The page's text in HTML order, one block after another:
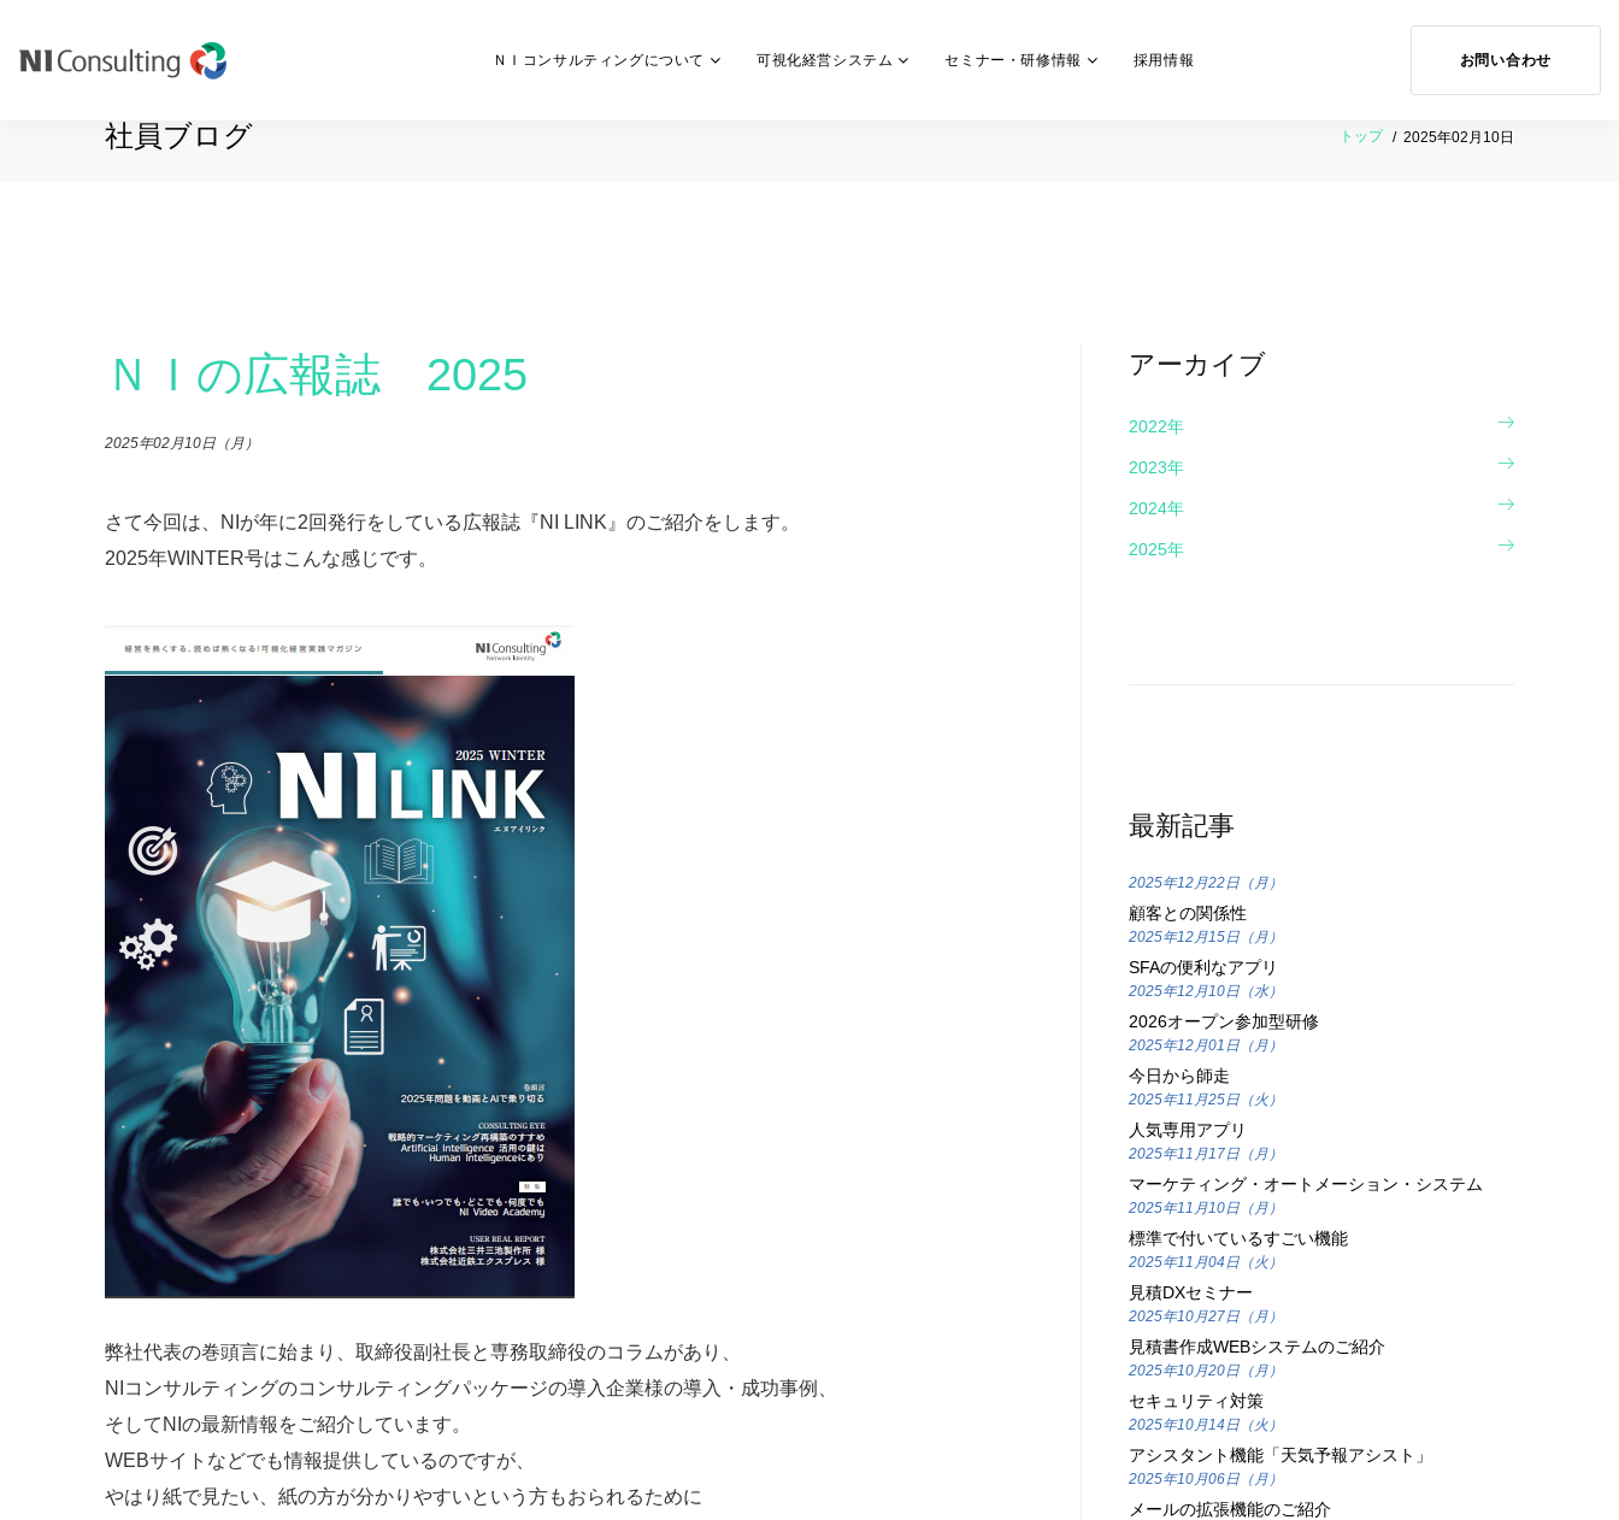
お問い合わせ
ＮＩコンサルティングについて 可視化経営システム セミナー・研修情報 採用情報
社員ブログ トップ 2025年02月10日
ＮＩの広報誌 2025
2025年02月10日（月）
さて今回は、NIが年に2回発行をしている広報誌『NI LINK』のご紹介をします。
2025年WINTER号はこんな感じです。
弊社代表の巻頭言に始まり、取締役副社長と専務取締役のコラムがあり、
NIコンサルティングのコンサルティングパッケージの導入企業様の導入・成功事例、
そしてNIの最新情報をご紹介しています。
WEBサイトなどでも情報提供しているのですが、
やはり紙で見たい、紙の方が分かりやすいという方もおられるために
アーカイブ
2022年
2023年
2024年
2025年
最新記事
2025年12月22日（月）
顧客との関係性
2025年12月15日（月）
SFAの便利なアプリ
2025年12月10日（水）
2026オープン参加型研修
2025年12月01日（月）
今日から師走
2025年11月25日（火）
人気専用アプリ
2025年11月17日（月）
マーケティング・オートメーション・システム
2025年11月10日（月）
標準で付いているすごい機能
2025年11月04日（火）
見積DXセミナー
2025年10月27日（月）
見積書作成WEBシステムのご紹介
2025年10月20日（月）
セキュリティ対策
2025年10月14日（火）
アシスタント機能「天気予報アシスト」
2025年10月06日（月）
メールの拡張機能のご紹介